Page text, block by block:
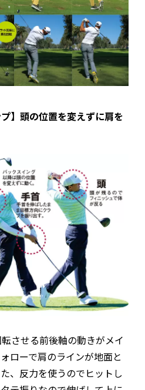
】頭の位置を変えずに肩を
させる前後軸の動きがメイ
ローで肩のラインが地面と
、反力を使うのでヒットし